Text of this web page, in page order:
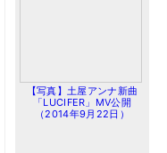
【写真】土屋アンナ新曲
「LUCIFER」MV公開
（2014年9月22日）